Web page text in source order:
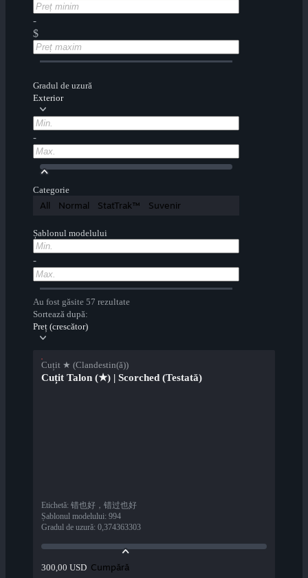
-
$
Gradul de uzură
Exterior
-
Categorie
All Normal StatTrak™ Suvenir
Șablonul modelului
-
Au fost găsite 57 rezultate
Sortează după:
Preț (crescător)
Cuțit ★ (Clandestin(ă))
Cuțit Talon (★) | Scorched (Testată)
Etichetă: 错也好，错过也好
Șablonul modelului: 994
Gradul de uzură: 0,374363303
300,00 USD Cumpără